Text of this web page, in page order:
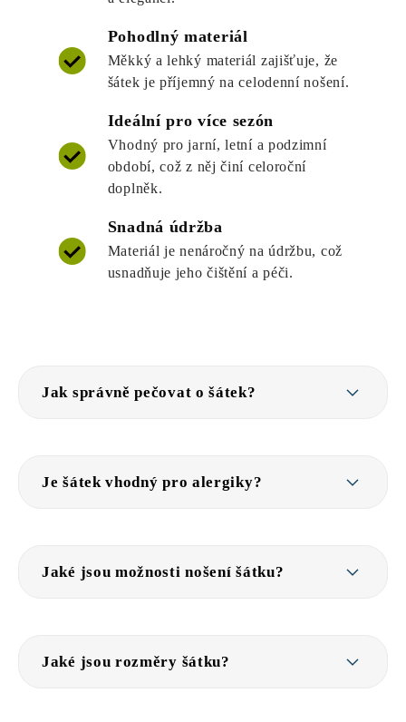
Pohodlný materiál
Měkký a lehký materiál zajišťuje, že
šátek je příjemný na celodenní nošení.
Ideální pro více sezón
Vhodný pro jarní, letní a podzimní
období, což z něj činí celoroční
doplněk.
Snadná údržba
Materiál je nenáročný na údržbu, což
usnadňuje jeho čištění a péči.
Jak správně pečovat o šátek?
Je šátek vhodný pro alergiky?
Jaké jsou možnosti nošení šátku?
Jaké jsou rozměry šátku?